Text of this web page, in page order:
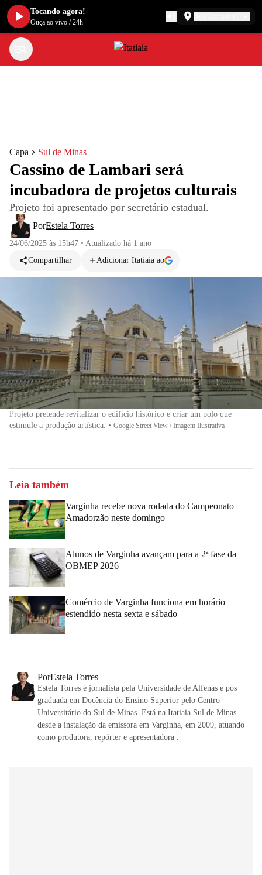
Capa Sul de Minas
Cassino de Lambari será
incubadora de projetos culturais
Projeto foi apresentado por secretário estadual.
PorEstela Torres
24/06/2025 às 15h47 • Atualizado há 1 ano
Compartilhar
Adicionar Itatiaia ao
Projeto pretende revitalizar o edifício histórico e criar um polo que
estimule a produção artística. • Google Street View / Imagem Ilustrativa
Leia também
Varginha recebe nova rodada do Campeonato
Amadorzão neste domingo
Alunos de Varginha avançam para a 2ª fase da
OBMEP 2026
Comércio de Varginha funciona em horário
estendido nesta sexta e sábado
PorEstela Torres
Estela Torres é jornalista pela Universidade de Alfenas e pós
graduada em Docência do Ensino Superior pelo Centro
Universitário do Sul de Minas. Está na Itatiaia Sul de Minas
desde a instalação da emissora em Varginha, em 2009, atuando
como produtora, repórter e apresentadora .
Tocando agora!
Ouça ao vivo /24h